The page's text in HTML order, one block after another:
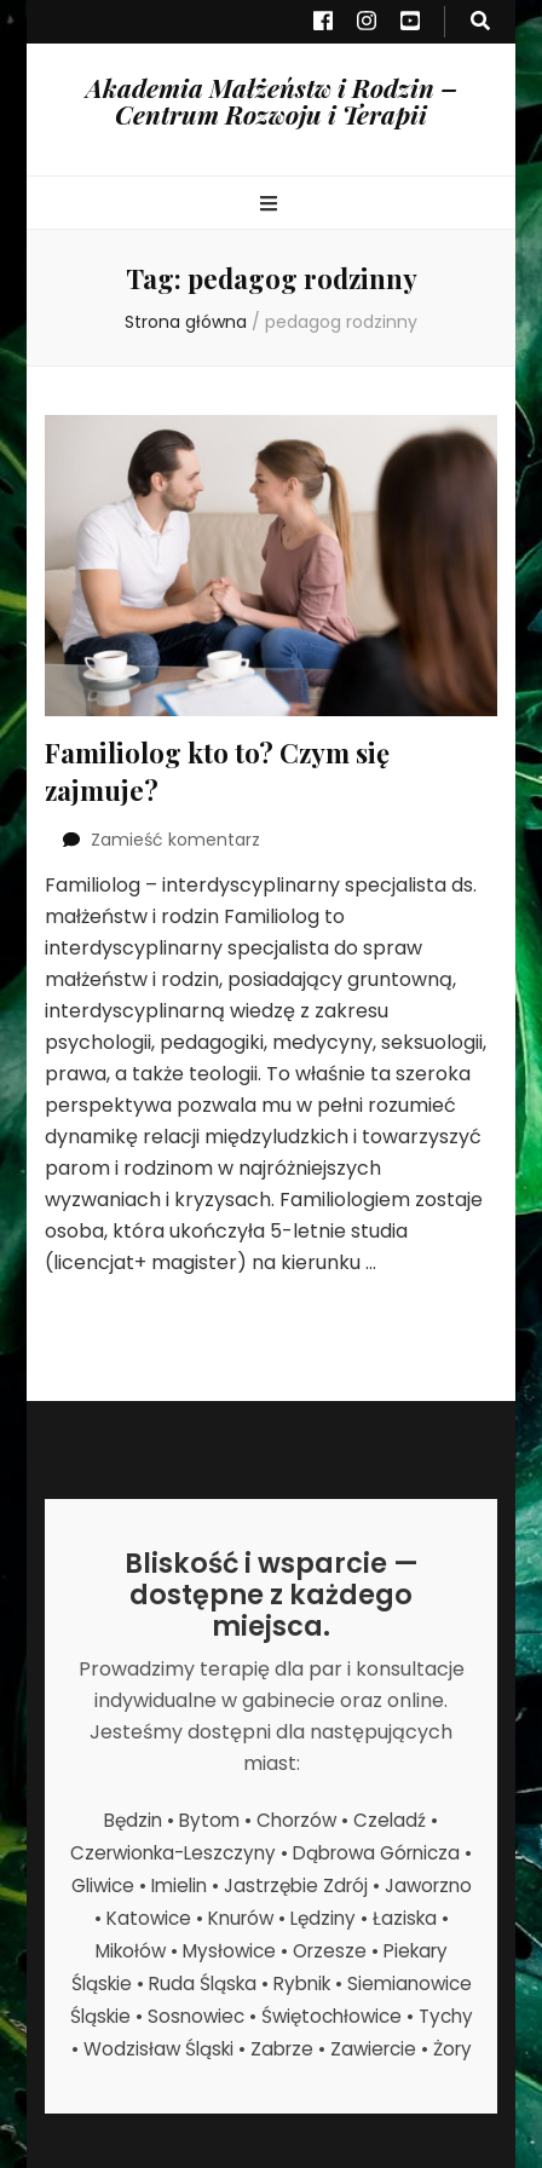
Akademia Małżeństw i Rodzin –
Centrum Rozwoju i Terapii
Tag: pedagog rodzinny
Strona główna / pedagog rodzinny
Familiolog kto to? Czym się
zajmuje?
Zamieść komentarz
Familiolog
kto
to?
Czym
się
zajmuje?
Familiolog – interdyscyplinarny specjalista ds.
małżeństw i rodzin Familiolog to
interdyscyplinarny specjalista do spraw
małżeństw i rodzin, posiadający gruntowną,
interdyscyplinarną wiedzę z zakresu
psychologii, pedagogiki, medycyny, seksuologii,
prawa, a także teologii. To właśnie ta szeroka
perspektywa pozwala mu w pełni rozumieć
dynamikę relacji międzyludzkich i towarzyszyć
parom i rodzinom w najróżniejszych
wyzwaniach i kryzysach. Familiologiem zostaje
osoba, która ukończyła 5-letnie studia
(licencjat+ magister) na kierunku …
Bliskość i wsparcie —
dostępne z każdego
miejsca.
Prowadzimy terapię dla par i konsultacje
indywidualne w gabinecie oraz online.
Jesteśmy dostępni dla następujących
miast:
Będzin • Bytom • Chorzów • Czeladź •
Czerwionka-Leszczyny • Dąbrowa Górnicza •
Gliwice • Imielin • Jastrzębie Zdrój • Jaworzno
• Katowice • Knurów • Lędziny • Łaziska •
Mikołów • Mysłowice • Orzesze • Piekary
Śląskie • Ruda Śląska • Rybnik • Siemianowice
Śląskie • Sosnowiec • Świętochłowice • Tychy
• Wodzisław Śląski • Zabrze • Zawiercie • Żory